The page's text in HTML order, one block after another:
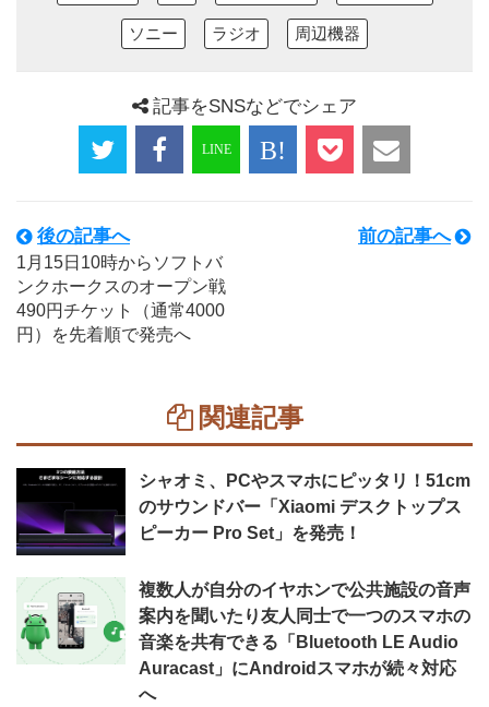
ソニー ラジオ 周辺機器
記事をSNSなどでシェア
後の記事へ
1月15日10時からソフトバ
ンクホークスのオープン戦
490円チケット（通常4000
円）を先着順で発売へ
前の記事へ
関連記事
シャオミ、PCやスマホにピッタリ！51cm
のサウンドバー「Xiaomi デスクトップス
ピーカー Pro Set」を発売！
複数人が自分のイヤホンで公共施設の音声
案内を聞いたり友人同士で一つのスマホの
音楽を共有できる「Bluetooth LE Audio
Auracast」にAndroidスマホが続々対応
へ